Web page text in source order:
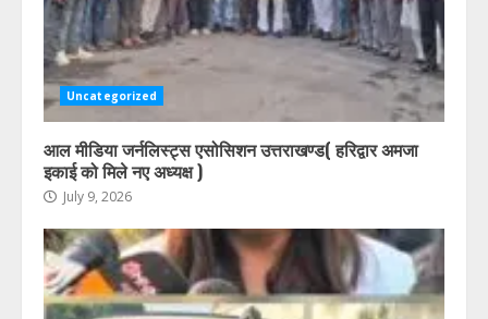
Uncategorized
आल मीडिया जर्नलिस्ट्स एसोसिशन उत्तराखण्ड( हरिद्वार अमजा
इकाई को मिले नए अध्यक्ष )
July 9, 2026